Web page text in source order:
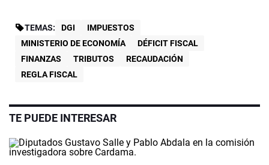
TEMAS: DGI
IMPUESTOS
MINISTERIO DE ECONOMÍA
DÉFICIT FISCAL
FINANZAS
TRIBUTOS
RECAUDACIÓN
REGLA FISCAL
TE PUEDE INTERESAR